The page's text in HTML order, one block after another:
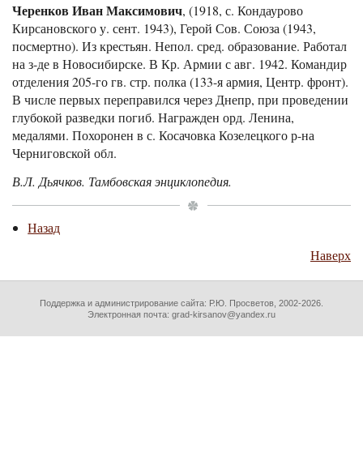
Черенков Иван Максимович, (1918, с. Кондаурово
Кирсановского у. сент. 1943), Герой Сов. Союза (1943,
посмертно). Из крестьян. Непол. сред. образование. Работал
на з-де в Новосибирске. В Кр. Армии с авг. 1942. Командир
отделения 205-го гв. стр. полка (133-я армия, Центр. фронт).
В числе первых переправился через Днепр, при проведении
глубокой разведки погиб. Награжден орд. Ленина,
медалями. Похоронен в с. Косачовка Козелецкого р-на
Черниговской обл.
В.Л. Дьячков. Тамбовская энциклопедия.
Назад
Наверх
Поддержка и администрирование сайта: Р.Ю. Просветов , 2002-2026.
Электронная почта: grad-kirsanov@yandex.ru